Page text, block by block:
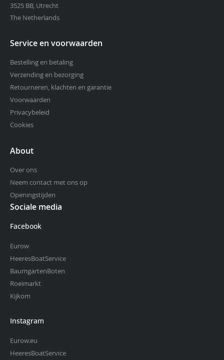
3525 BB, Utrecht
The Netherlands
Service en voorwaarden
Bestelling en betaling
Verzending en bezorging
Retourneren, klachten en garantie
Voorwaarden
Privacybeleid
Cookies
About
Over ons
Neem contact met ons op
Openingstijden
Sociale media
Facebook
Eurow
HeeresBoatService
BaumgartenBoten
Roeimarkt
Kijkom
Instagram
Eurow.eu
HeeresBoatService